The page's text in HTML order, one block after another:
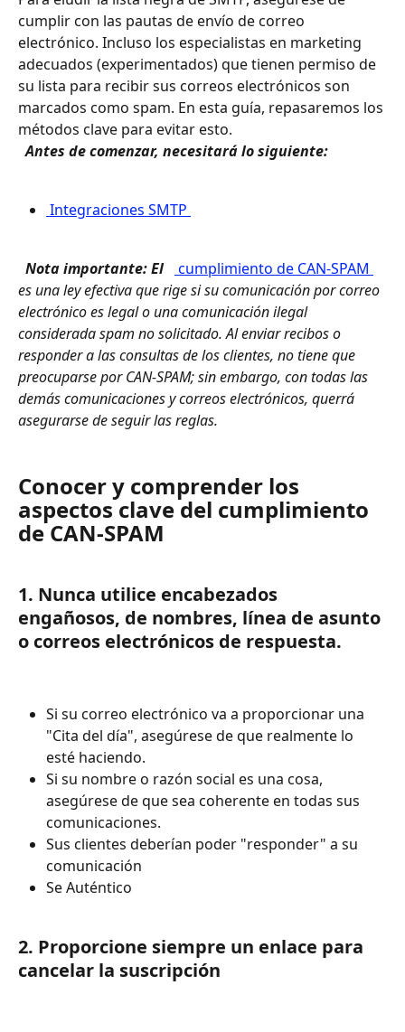
cumplir con las pautas de envío de correo
electrónico. Incluso los especialistas en marketing
adecuados (experimentados) que tienen permiso de
su lista para recibir sus correos electrónicos son
marcados como spam. En esta guía, repasaremos los
métodos clave para evitar esto.
Antes de comenzar, necesitará lo siguiente:
Integraciones SMTP
Nota importante: El
cumplimiento de CAN-SPAM
es una ley efectiva que rige si su comunicación por correo
electrónico es legal o una comunicación ilegal
considerada spam no solicitado. Al enviar recibos o
responder a las consultas de los clientes, no tiene que
preocuparse por CAN-SPAM; sin embargo, con todas las
demás comunicaciones y correos electrónicos, querrá
asegurarse de seguir las reglas.
Conocer y comprender los
aspectos clave del cumplimiento
de CAN-SPAM
1. Nunca utilice encabezados
engañosos, de nombres, línea de asunto
o correos electrónicos de respuesta.
Si su correo electrónico va a proporcionar una
"Cita del día", asegúrese de que realmente lo
esté haciendo.
Si su nombre o razón social es una cosa,
asegúrese de que sea coherente en todas sus
comunicaciones.
Sus clientes deberían poder "responder" a su
comunicación
Se Auténtico
2. Proporcione siempre un enlace para
cancelar la suscripción